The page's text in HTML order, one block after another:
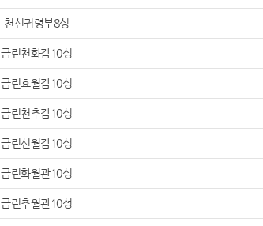
천신귀령부8성
금린천화갑10성
금린효월갑10성
금린천추갑10성
금린신월갑10성
금린화월관10성
금린추월관10성